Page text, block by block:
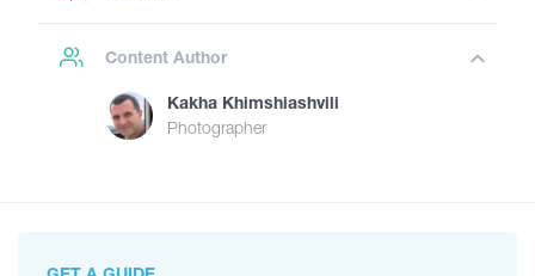
Content Author
Kakha Khimshiashvili
Photographer